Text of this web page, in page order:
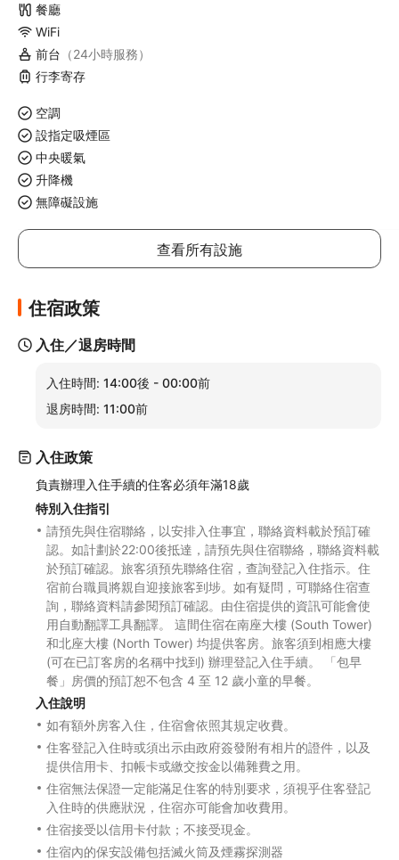
餐廳
WiFi
前台 （24小時服務）
行李寄存
空調
設指定吸煙區
中央暖氣
升降機
無障礙設施
查看所有設施
住宿政策
入住／退房時間
入住時間: 14:00後 - 00:00前
退房時間: 11:00前
入住政策
負責辦理入住手續的住客必須年滿18歲
特別入住指引
請預先與住宿聯絡，以安排入住事宜，聯絡資料載於預訂確
認。如計劃於22:00後抵達，請預先與住宿聯絡，聯絡資料載
於預訂確認。旅客須預先聯絡住宿，查詢登記入住指示。住
宿前台職員將親自迎接旅客到埗。如有疑問，可聯絡住宿查
詢，聯絡資料請參閱預訂確認。由住宿提供的資訊可能會使
用自動翻譯工具翻譯。 這間住宿在南座大樓 (South Tower)
和北座大樓 (North Tower) 均提供客房。旅客須到相應大樓
(可在已訂客房的名稱中找到) 辦理登記入住手續。 「包早
餐」房價的預訂恕不包含 4 至 12 歲小童的早餐。
入住說明
如有額外房客入住，住宿會依照其規定收費。
住客登記入住時或須出示由政府簽發附有相片的證件，以及
提供信用卡、扣帳卡或繳交按金以備雜費之用。
住宿無法保證一定能滿足住客的特別要求，須視乎住客登記
入住時的供應狀況，住宿亦可能會加收費用。
住宿接受以信用卡付款；不接受現金。
住宿內的保安設備包括滅火筒及煙霧探測器